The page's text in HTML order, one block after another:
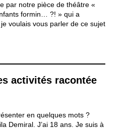
par notre pièce de théâtre «
formin… ?! » qui a
voulais vous parler de ce sujet
sont les attentes des
activités racontée
en quelques mots ?
Demiral. J’ai 18 ans. Je suis à